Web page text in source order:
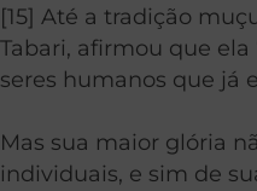
[15] Até a tradição
Tabari, afirmou que
seres humanos que já
Mas sua maior glória
individuais, e sim de